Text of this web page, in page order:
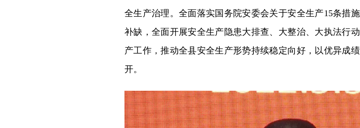
全生产治理。全面落实国务院安委会关于安全生产15条措
补缺，全面开展安全生产隐患大排查、大整治、大执法行
产工作，推动全县安全生产形势持续稳定向好，以优异成
开。